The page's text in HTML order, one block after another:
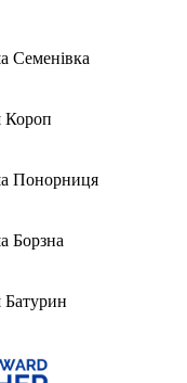
Семенівка
Понорниця
Борзна